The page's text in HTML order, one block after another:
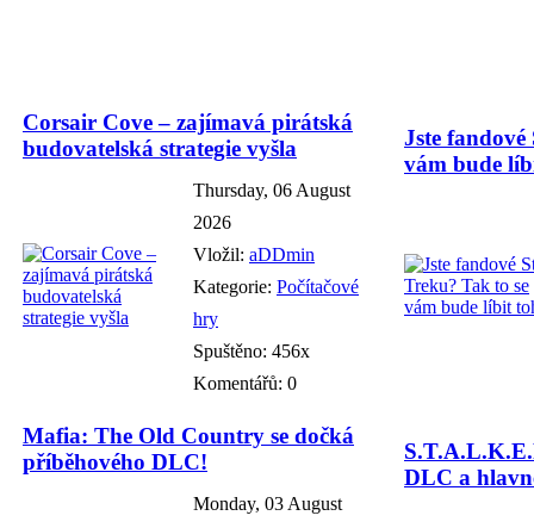
Corsair Cove – zajímavá pirátská
budovatelská strategie vyšla
Thursday, 06 August
2026
Vložil: aDDmin
Kategorie: Počítačové
hry
Spuštěno: 456x
Komentářů: 0
Jste
vám bude
Mafia: The Old Country se dočká
příběhového DLC!
Monday, 03 August
DLC a